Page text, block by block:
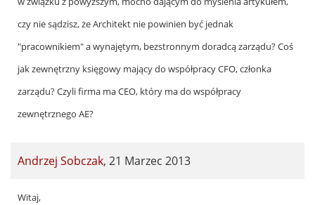
czy nie sądzisz, że Architekt nie powinien być jednak
"pracownikiem" a wynajętym, bezstronnym doradcą zarządu? Coś
jak zewnętrzny księgowy mający do współpracy CFO, członka
zarządu? Czyli firma ma CEO, który ma do współpracy
zewnętrznego AE?
Andrzej Sobczak, 21 Marzec 2013
In
Witaj,